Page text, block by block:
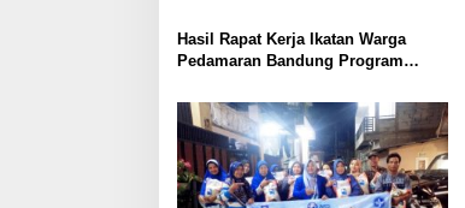
a
s
i
p
o
s
Hasil Rapat Kerja Ikatan Warga
Pedamaran Bandung Program
Prioritas Utama